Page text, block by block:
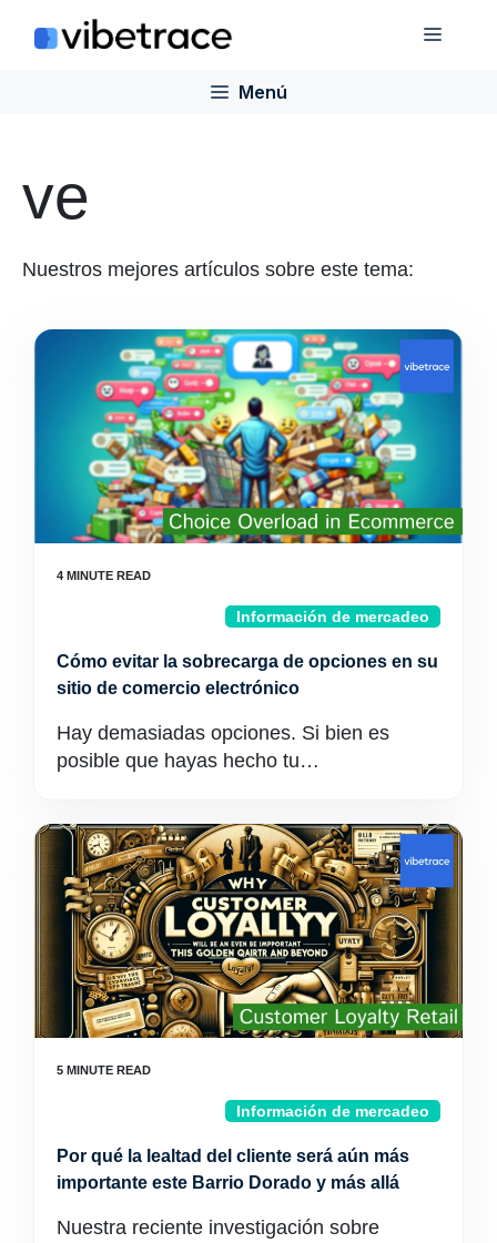
Menú
Menú
ve
Nuestros mejores artículos sobre este tema:
Información de mercadeo
Cómo evitar la sobrecarga de opciones en su
sitio de comercio electrónico
Hay demasiadas opciones. Si bien es
posible que hayas hecho tu…
Información de mercadeo
Por qué la lealtad del cliente será aún más
importante este Barrio Dorado y más allá
Nuestra reciente investigación sobre